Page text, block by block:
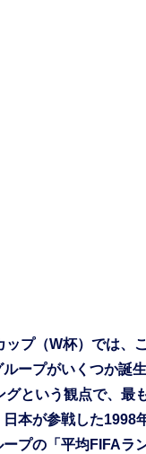
プ（W杯）では、
ープがいくつか誕
グという観点で、最
日本が参戦した1998
プの「平均FIFAラ